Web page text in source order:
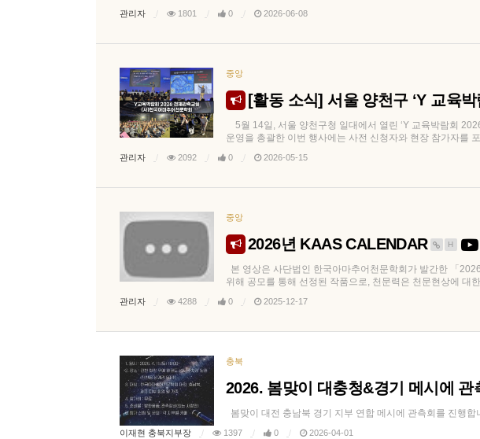
관리자 1801 0 2026-06-08
중앙
[활동 소식] 서울 양천구 ‘Y 교육
5월 14일, 서울 양천구청 일대에서 열린 ‘Y 교육박람회
운영을 총괄한 이번 행사에는 사전 신청자와 현장 참가자를
관리자 2092 0 2026-05-15
중앙
2026년 KAAS CALENDAR H
본 영상은 사단법인 한국아마추어천문학회가 발간한 「
위해 공모를 통해 선정된 작품으로, 천문력은 천문현상에 대
관리자 4288 0 2025-12-17
충북
2026. 봄맞이 대충청&경기 메시에 관
봄맞이 대전 충남북 경기 지부 연합 메시에 관측회를 진행
이재현 충북지부장 1397 0 2026-04-01